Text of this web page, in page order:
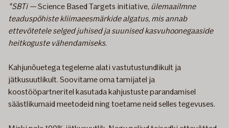
*SBTi —Science Based Targets initiative, ülemaailmne
teaduspõhiste kliimaeesmärkide algatus, mis annab
ettevõtetele selged juhised ja suunised kasvuhoonegaaside
heitkoguste vähendamiseks.
Kahjunõuetega tegeleme alati vastutustundlikult ja
jätkusuutlikult. Soovitame oma tarnijatel ja
koostööpartneritel kasutada kahjustuste parandamisel
säästlikumaid meetodeid ning toetame neid selles tegevuses.